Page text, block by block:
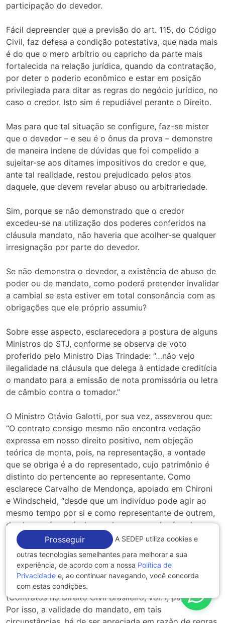
participação do devedor.
Fácil depreender que a previsão do art. 115, do Código
Civil, faz defesa a condição potestativa, que nada mais
é do que o mero arbítrio ou capricho da parte mais
fortalecida na relação jurídica, quando da contratação,
por deter o poderio econômico e estar em posição
privilegiada para ditar as regras do negócio jurídico, no
caso o credor. Isto sim é repudiável perante o Direito.
Mas para que tal situação se configure, faz-se mister
que o devedor – e seu é o ônus da prova – demonstre
de maneira indene de dúvidas que foi compelido a
sujeitar-se aos ditames impositivos do credor e que,
ante tal realidade, restou prejudicado pelos atos
daquele, que devem revelar abuso ou arbitrariedade.
Sim, porque se não demonstrado que o credor
excedeu-se na utilização dos poderes conferidos na
cláusula mandato, não haveria que acolher-se qualquer
irresignação por parte do devedor.
Se não demonstra o devedor, a existência de abuso de
poder ou de mandato, como poderá pretender invalidar
a cambial se esta estiver em total consonância com as
obrigações que ele próprio assumiu?
Sobre esse aspecto, esclarecedora a postura de alguns
Ministros do STJ, conforme se observa de voto
proferido pelo Ministro Dias Trindade: “…não vejo
ilegalidade na cláusula que delega à entidade creditícia
o mandato para a emissão de nota promissória ou letra
de câmbio contra o tomador.”
O Ministro Otávio Galotti, por sua vez, asseverou que:
“O contrato consigo mesmo não encontra vedação
expressa em nosso direito positivo, nem objeção
teórica de monta, pois, na representação, a vontade
que se obriga é a do representado, cujo patrimônio é
distinto do pertencente ao representante. Como
esclarece Carvalho de Mendonça, apoiado em Chironi
e Windscheid, “desde que um indivíduo pode agir ao
mesmo tempo por si e como representante de outrem,
desde que é possível conceber-se que alguém obre
como representante de uma pessoa jurídica e de outra
física, há, na realidade, dois patrimônios colocados um
defronte do outro e desde então é sempre possível
entre estes um vínculo obrigacional, tanto e com tanta
extensão como entre duas individualidades diferentes.”
(Contratos no Direito Civil Brasileiro, vol. I, pág. 267).
Por isso, a validade do mandato, em tais
Prosseguir
A SEDEP utiliza cookies e
outras tecnologias semelhantes para melhorar a sua
experiência, de acordo com a nossa Política de
Privacidade e, ao continuar navegando, você concorda
com estas condições.